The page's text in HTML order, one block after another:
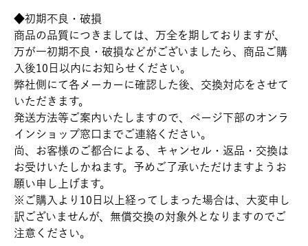
◆初期不良・破損
商品の品質につきましては、万全を期しておりますが、
万が一初期不良・破損などがございましたら、商品ご購
入後10日以内にお知らせください。
弊社側にて各メーカーに確認した後、交換対応をさせて
いただきます。
発送方法等ご案内いたしますので、ページ下部のオンラ
インショップ窓口までご連絡ください。
尚、お客様のご都合による、キャンセル・返品・交換は
お受けいたしかねます。予めご了承いただけますようお
願い申し上げます。
※ご購入より10日以上経ってしまった場合は、大変申し
訳ございませんが、無償交換の対象外となりますのでご
注意ください。